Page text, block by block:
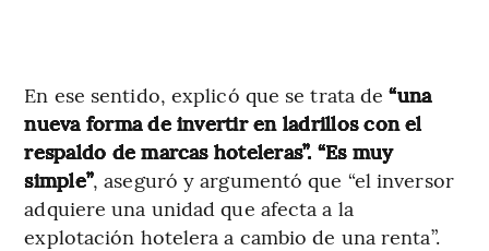
En ese sentido, explicó que se trata de“una
nueva forma de invertir en ladrillos con el
respaldo de marcas hoteleras”. “Es muy
simple”, aseguró y argumentó que “el inversor
adquiere una unidad que afecta a la
explotación hotelera a cambio de una renta”.